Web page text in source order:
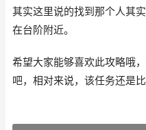
其实这里说的找到那个人其
在台阶附近。
希望大家能够喜欢此攻略哦
吧，相对来说，该任务还是